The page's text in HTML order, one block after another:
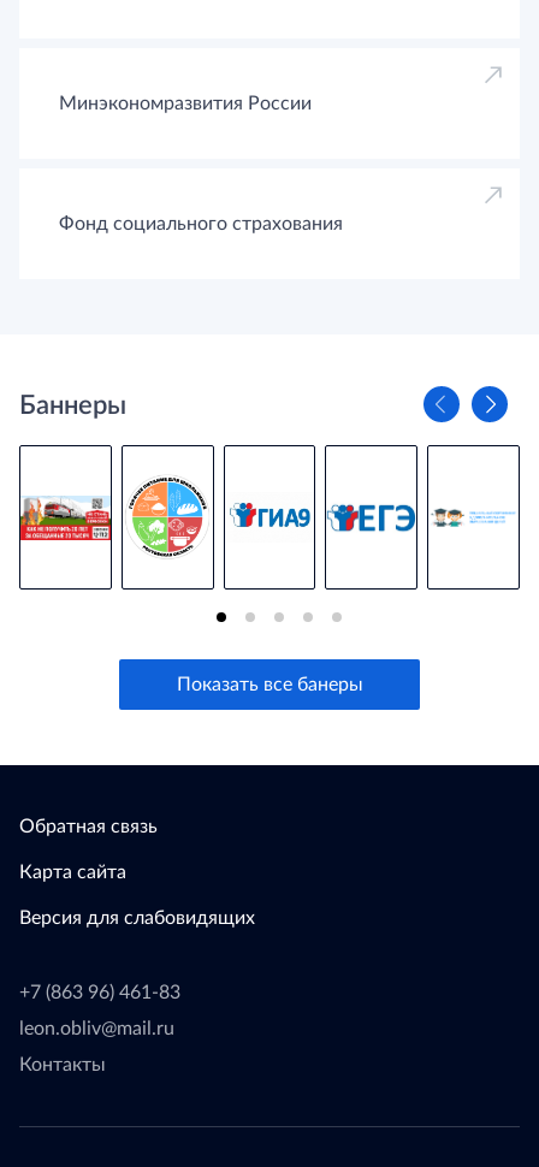
Минэкономразвития России
Фонд социального страхования
Баннеры
Показать все банеры
Обратная связь
Карта сайта
Версия для слабовидящих
+7 (863 96) 461-83
leon.obliv@mail.ru
Контакты